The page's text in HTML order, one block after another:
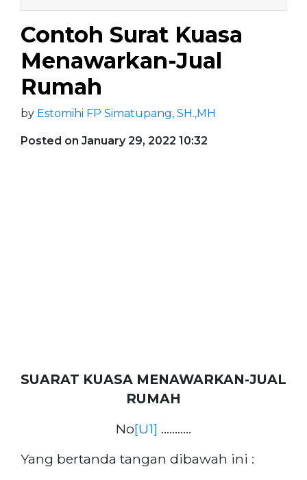
Contoh Surat Kuasa
Menawarkan-Jual
Rumah
by Estomihi FP Simatupang, SH.,MH
Posted on January 29, 2022 10:32
SUARAT KUASA MENAWARKAN-JUAL
RUMAH
No[U1] ………..
Yang bertanda tangan dibawah ini :